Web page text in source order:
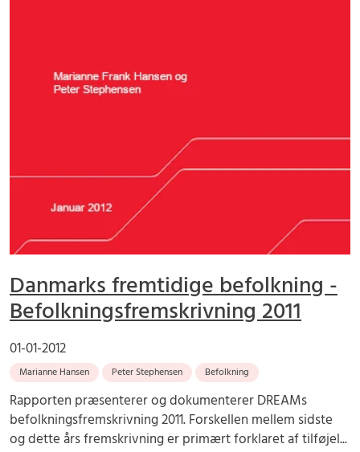
Danmarks fremtidige befolkning -
Befolkningsfremskrivning 2011
01-01-2012
Marianne Hansen Peter Stephensen Befolkning
Rapporten præsenterer og dokumenterer DREAMs
befolkningsfremskrivning 2011. Forskellen mellem sidste
og dette års fremskrivning er primært forklaret af tilføjel...